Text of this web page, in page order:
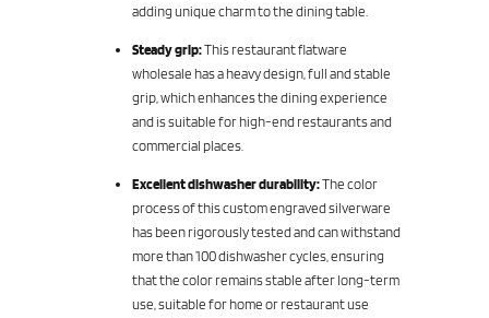
adding unique charm to the dining table.
Steady grip:This restaurant flatware
wholesale has a heavy design, full and stable
grip, which enhances the dining experience
and is suitable for high-end restaurants and
commercial places.
Excellent dishwasher durability:The color
process of this custom engraved silverware
has been rigorously tested and can withstand
more than 100 dishwasher cycles, ensuring
that the color remains stable after long-term
use, suitable for home or restaurant use